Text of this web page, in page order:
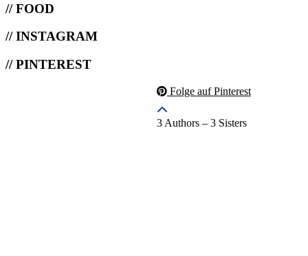
// FOOD
// INSTAGRAM
// PINTEREST
Folge auf Pinterest
3 Authors – 3 Sisters